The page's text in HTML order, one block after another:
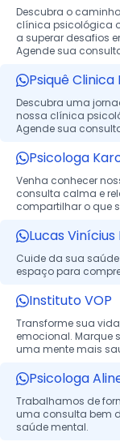
Descubra o
clínica psicológica
a superar desafios
Agende sua
Psiquê
Descubra uma
nossa clínica
Agende sua
Psicologa
Venha conhecer
consulta calma e
compartilhar o que
Lucas
Cuide da sua
espaço para
Instituto VOP
Transforme sua
emocional. Marque
uma mente mais
Psicologa
Trabalhamos de
uma consulta bem
saúde mental.